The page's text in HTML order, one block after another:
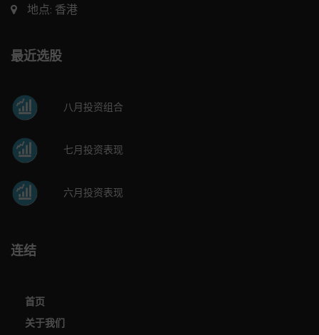
地点: 香港
最近选股
八月投资组合
七月投资表现
六月投资表现
连结
首页
关于我们